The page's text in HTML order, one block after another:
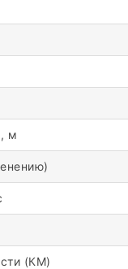
м
(КМ)